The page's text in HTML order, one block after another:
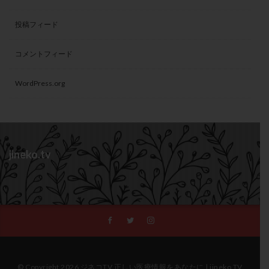
投稿フィード
コメントフィード
WordPress.org
jineko.tv
© Copyright 2026 ジネコTV 正しい医療情報をあなたに | jineko TV